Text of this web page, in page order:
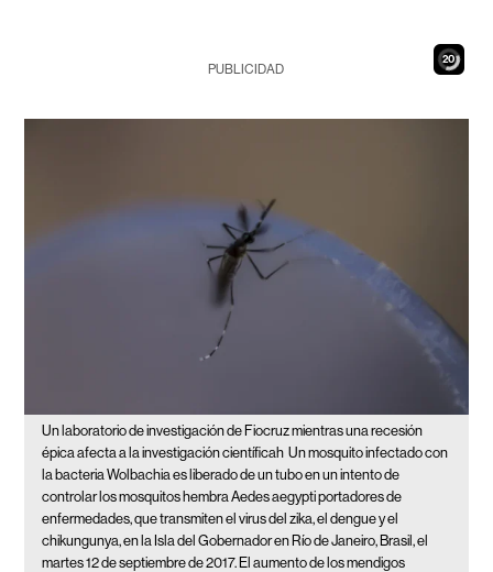
19
PUBLICIDAD
Un laboratorio de investigación de Fiocruz mientras una recesión
épica afecta a la investigación científicah Un mosquito infectado con
la bacteria Wolbachia es liberado de un tubo en un intento de
controlar los mosquitos hembra Aedes aegypti portadores de
enfermedades, que transmiten el virus del zika, el dengue y el
chikungunya, en la Isla del Gobernador en Río de Janeiro, Brasil, el
martes 12 de septiembre de 2017. El aumento de los mendigos